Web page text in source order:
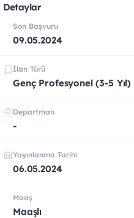
Detaylar
Son Başvuru
09.05.2024
İlan Türü
Genç Profesyonel (3-5 Yıl)
Departman
-
Yayınlanma Tarihi
06.05.2024
Maaş
Maaşlı